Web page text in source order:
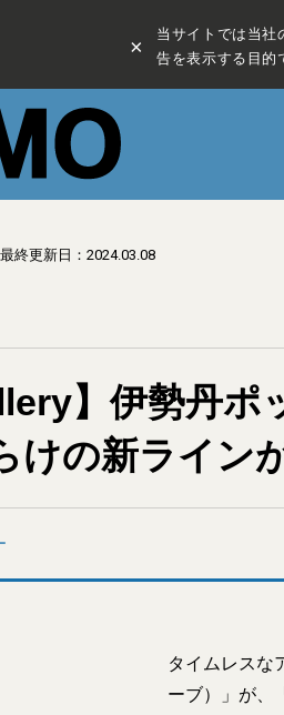
×
当サイトでは当社
告を表示する目的
最終更新日：2024.03.08
】伊勢丹
けの新ライン
タイムレスな
ーブ）」が、